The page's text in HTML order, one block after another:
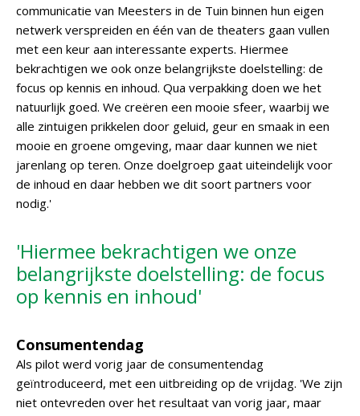
communicatie van Meesters in de Tuin binnen hun eigen
netwerk verspreiden en één van de theaters gaan vullen
met een keur aan interessante experts. Hiermee
bekrachtigen we ook onze belangrijkste doelstelling: de
focus op kennis en inhoud. Qua verpakking doen we het
natuurlijk goed. We creëren een mooie sfeer, waarbij we
alle zintuigen prikkelen door geluid, geur en smaak in een
mooie en groene omgeving, maar daar kunnen we niet
jarenlang op teren. Onze doelgroep gaat uiteindelijk voor
de inhoud en daar hebben we dit soort partners voor
nodig.'
'Hiermee bekrachtigen we onze
belangrijkste doelstelling: de focus
op kennis en inhoud'
Consumentendag
Als pilot werd vorig jaar de consumentendag
geïntroduceerd, met een uitbreiding op de vrijdag. 'We zijn
niet ontevreden over het resultaat van vorig jaar, maar